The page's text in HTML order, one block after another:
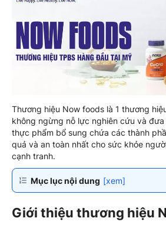
Thương hiệu Now foods là 1 thương
không ngừng nỗ lực nghiên cứu và
thực phẩm bổ sung chứa các thành
quả và an toàn nhất cho sức khỏe
cạnh tranh.
Mục lục nội dung [xem]
Giới thiệu thương hiệu